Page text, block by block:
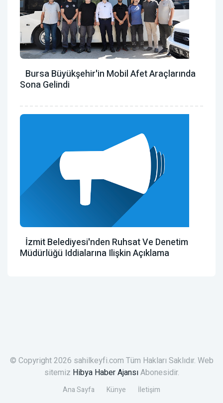
Bursa Büyükşehir'in Mobil Afet Araçlarında
Sona Gelindi
İzmit Belediyesi'nden Ruhsat Ve Denetim
Müdürlüğü Iddialarına Ilişkin Açıklama
© Copyright 2026 sahilkeyfi.com Tüm Hakları Saklıdır. Web
sitemiz Hibya Haber AjansıAbonesidir.
Ana Sayfa Künye İletişim